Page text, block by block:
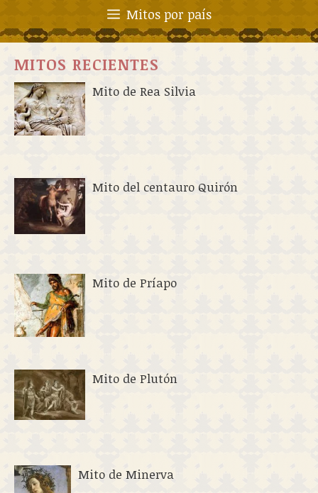
Mitos por país
MITOS RECIENTES
Mito de Rea Silvia
Mito del centauro Quirón
Mito de Príapo
Mito de Plutón
Mito de Minerva